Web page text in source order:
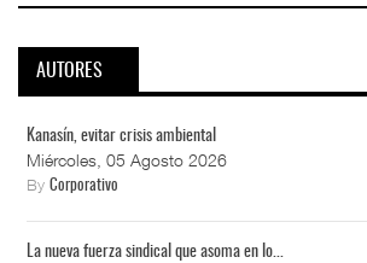
AUTORES
Kanasín, evitar crisis ambiental
Miércoles, 05 Agosto 2026
By Corporativo
La nueva fuerza sindical que asoma en lo...